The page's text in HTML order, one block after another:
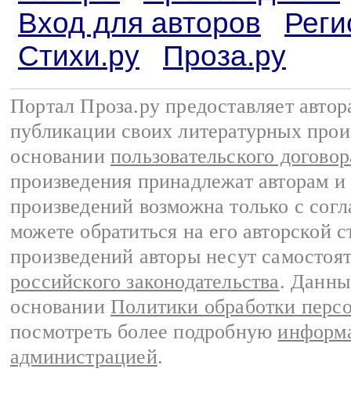
Вход для авторов
Стихи.ру
Проза.ру
Портал Проза.ру предоставляет
публикации своих литературных
основании пользовательского
произведения принадлежат авторам
произведений возможна только с
можете обратиться на его авторской
произведений авторы несут
российского законодательства.
основании Политики обработки
посмотреть более подробную
администрацией.